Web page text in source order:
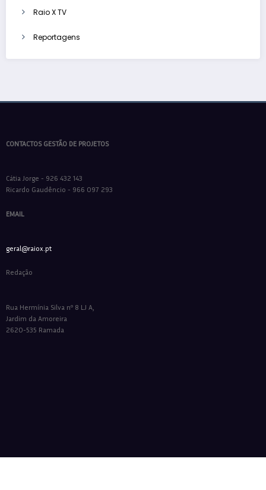
Raio X TV
Reportagens
CONTACTOS GESTÃO DE PROJETOS
Cátia Jorge - 926 432 143
Ricardo Gaudêncio - 966 097 293
EMAIL
geral@raiox.pt
Redação
Rua Hermínia Silva nº 8 LJ A,
Jardim da Amoreira
2620-535 Ramada